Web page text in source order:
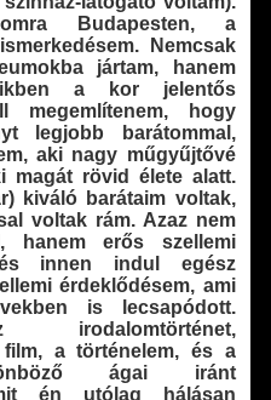
Budapesten, a
Nemcsak
jártam, hanem
a kor jelentős
megemlítenem, hogy
legjobb barátommal,
aki nagy műgyűjtővé
magát rövid élete alatt.
kiváló barátaim voltak,
voltak rám. Azaz nem
hanem erős szellemi
és innen indul egész
érdeklődésem, ami
is lecsapódott.
irodalomtörténet,
film, a történelem, és a
ágai iránt
én utólag hálásan